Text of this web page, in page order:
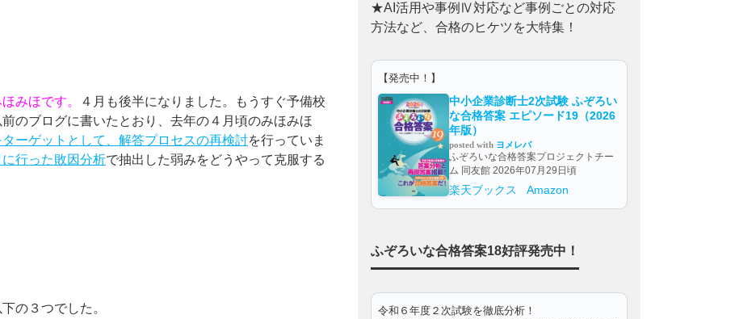
みほです。
４月も後半になりました。もうすぐ予備校
のブログに書いたとおり、去年の４月頃のみほみほ
ーゲットとして、解答プロセスの再検討を行っていま
に行った敗因分析で抽出した弱みをどうやって克服する
の３つでした。
★AI活用や事例Ⅳ対応など事例ごとの対応
方法など、合格のヒケツを大特集！
【発売中！】
中小企業診断士2次試験 ふぞろい
な合格答案 エピソード19（2026
年版）
posted with ヨメレバ
ふぞろいな合格答案プロジェクトチー
ム 同友館 2026年07月29日頃
楽天ブックス Amazon
ふぞろいな合格答案18好評発売中！
令和６年度２次試験を徹底分析！